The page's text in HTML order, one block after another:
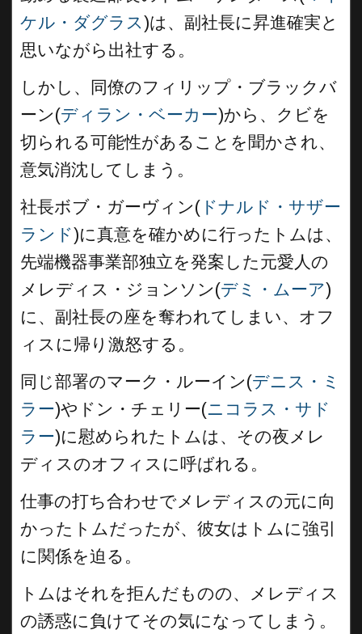
ケル・ダグラス)は、副社長に昇進確実と
思いながら出社する。
しかし、同僚のフィリップ・ブラックバ
ーン(ディラン・ベーカー)から、クビを
切られる可能性があることを聞かされ、
意気消沈してしまう。
社長ボブ・ガーヴィン( ドナルド・サザー
ランド)に真意を確かめに行ったトムは、
先端機器事業部独立を発案した元愛人の
メレディス・ジョンソン(デミ・ムーア)
に、副社長の座を奪われてしまい、オフ
ィスに帰り激怒する。
同じ部署のマーク・ルーイン(デニス・ミ
ラー)やドン・チェリー(ニコラス・サド
ラー)に慰められたトムは、その夜メレ
ディスのオフィスに呼ばれる。
仕事の打ち合わせでメレディスの元に向
かったトムだったが、彼女はトムに強引
に関係を迫る。
トムはそれを拒んだものの、メレディス
の誘惑に負けてその気になってしまう。